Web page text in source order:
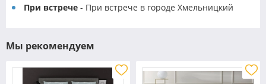
При встрече - При встрече в городе Хмельницкий
Мы рекомендуем